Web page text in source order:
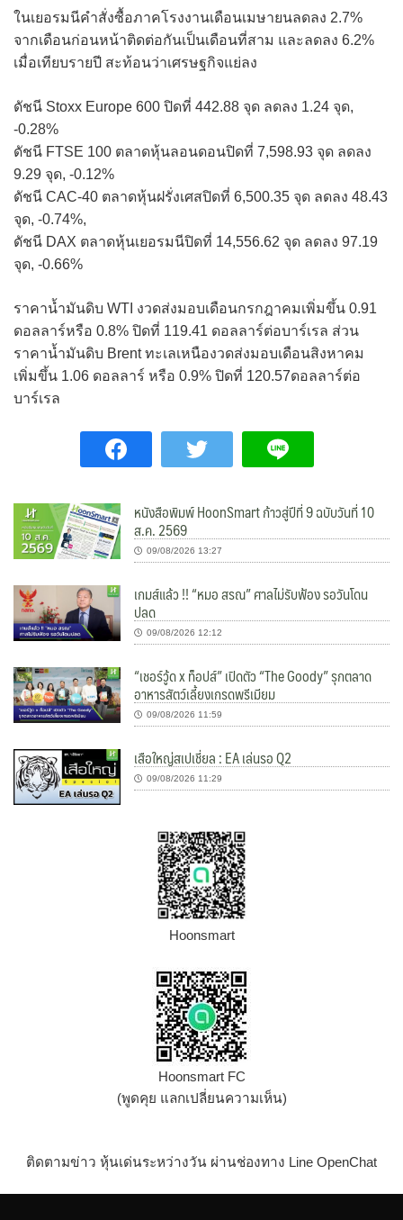
ในเยอรมนีคำสั่งซื้อภาคโรงงานเดือนเมษายนลดลง 2.7%
จากเดือนก่อนหน้าติดต่อกันเป็นเดือนที่สาม และลดลง 6.2%
เมื่อเทียบรายปี สะท้อนว่าเศรษฐกิจแย่ลง
ดัชนี Stoxx Europe 600 ปิดที่ 442.88 จุด ลดลง 1.24 จุด,
-0.28%
ดัชนี FTSE 100 ตลาดหุ้นลอนดอนปิดที่ 7,598.93 จุด ลดลง
9.29 จุด, -0.12%
ดัชนี CAC-40 ตลาดหุ้นฝรั่งเศสปิดที่ 6,500.35 จุด ลดลง 48.43
จุด, -0.74%,
ดัชนี DAX ตลาดหุ้นเยอรมนีปิดที่ 14,556.62 จุด ลดลง 97.19
จุด, -0.66%
ราคาน้ำมันดิบ WTI งวดส่งมอบเดือนกรกฎาคมเพิ่มขึ้น 0.91
ดอลลาร์หรือ 0.8% ปิดที่ 119.41 ดอลลาร์ต่อบาร์เรล ส่วน
ราคาน้ำมันดิบ Brent ทะเลเหนืองวดส่งมอบเดือนสิงหาคม
เพิ่มขึ้น 1.06 ดอลลาร์ หรือ 0.9% ปิดที่ 120.57ดอลลาร์ต่อ
บาร์เรล
หนังสือพิมพ์ HoonSmart ก้าวสู่ปีที่ 9 ฉบับวันที่ 10
ส.ค. 2569
09/08/2026 13:27
เกมส์แล้ว !! “หมอ สรณ” ศาลไม่รับฟ้อง รอวันโดน
ปลด
09/08/2026 12:12
“เชอร์วู้ด x ท็อปส์” เปิดตัว “The Goody” รุกตลาด
อาหารสัตว์เลี้ยงเกรดพรีเมียม
09/08/2026 11:59
เสือใหญ่สเปเชี่ยล : EA เล่นรอ Q2
09/08/2026 11:29
Hoonsmart
Hoonsmart FC
(พูดคุย แลกเปลี่ยนความเห็น)
ติดตามข่าว หุ้นเด่นระหว่างวัน ผ่านช่องทาง Line OpenChat